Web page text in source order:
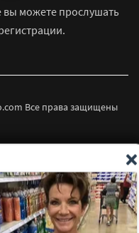
вы можете прослушать
Все права защищены